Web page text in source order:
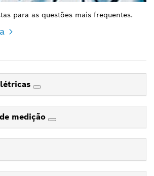
para as questões mais frequentes.
medição